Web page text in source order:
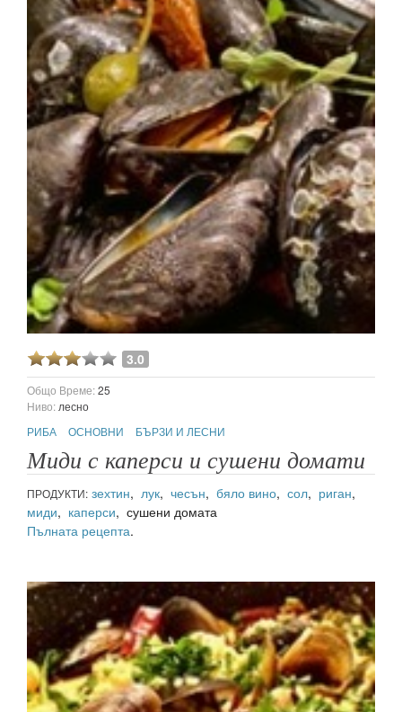
3.0
Общо Време:25
Ниво: лесно
РИБА
ОСНОВНИ БЪРЗИ И ЛЕСНИ
Миди с каперси и сушени домати
ПРОДУКТИ: зехтин, лук, чесън, бяло вино, сол, риган,
миди, каперси, сушени домата
Пълната рецепта.